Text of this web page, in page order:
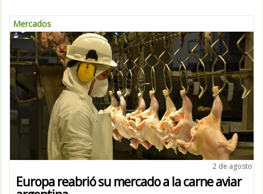
Mercados
2 de agosto
Europa reabrió su mercado a la carne aviar